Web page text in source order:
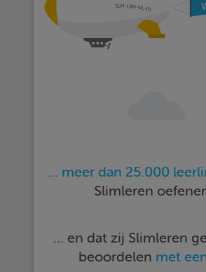
… meer dan 25.000
Slimleren
… en dat zij Slimleren
beoordelen met